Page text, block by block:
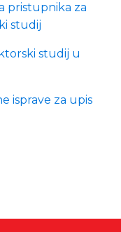
pristupnika za
studij
studij u
isprave za upis